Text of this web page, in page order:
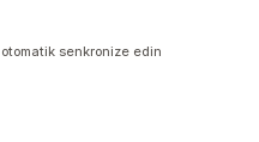
otomatik senkronize edin